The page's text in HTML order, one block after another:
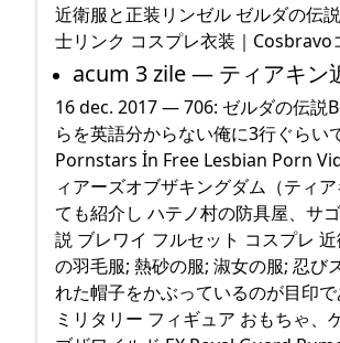
近衛服と正装リンゼル ゼルダの伝
士リンク コスプレ衣装｜Cosbravo
acum 3 zile — ティアキン
16 dec. 2017 — 706: ゼルダの伝説
らを英語分からない俺に3行ぐらい
Pornstars İn Free Lesbian Porn
ィアーズオブザキングダム（ティ
ても紹介し ハテノ村の防具屋、サ
説 ブレワイ フルセット コスプレ
の羽毛服; 熱砂の服; 淑女の服; 忍び
れた帽子をかぶっているのが目印
ミリタリー フィギュア おもちゃ